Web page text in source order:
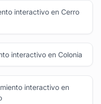
interactivo en Cerro
interactivo en Colonia
interactivo en